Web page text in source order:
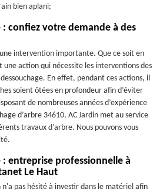
bien aplani;
: confiez votre demande à des
une intervention importante. Que ce soit en
une action qui nécessite les interventions des
En effet, pendant ces actions, il
soient ôtées en profondeur afin d’éviter
de nombreuses années d’expérience
d’arbre 34610, AC Jardin met au service
travaux d’arbre. Nous pouvons vous
: entreprise professionnelle à
Le Haut
n'a pas hésité à investir dans le matériel afin